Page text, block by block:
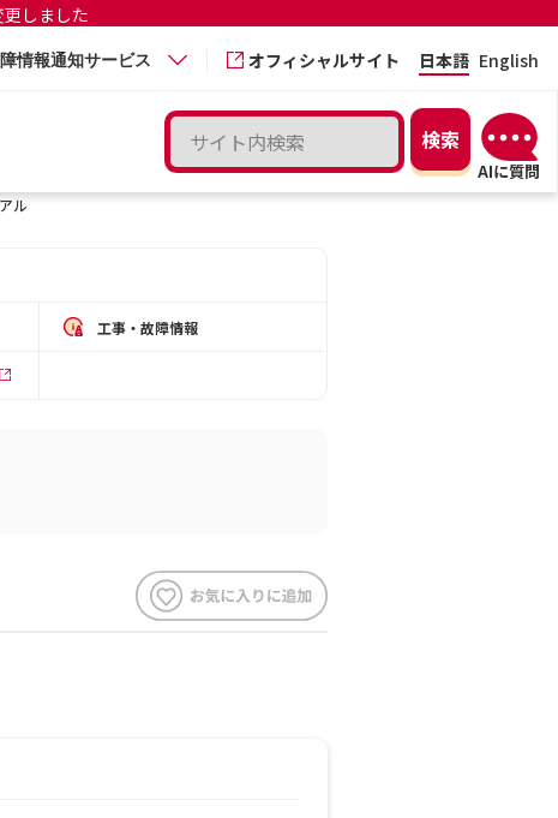
しました
情報通知サービス オフィシャルサイト 日本語 English
ル
工事・故障情報